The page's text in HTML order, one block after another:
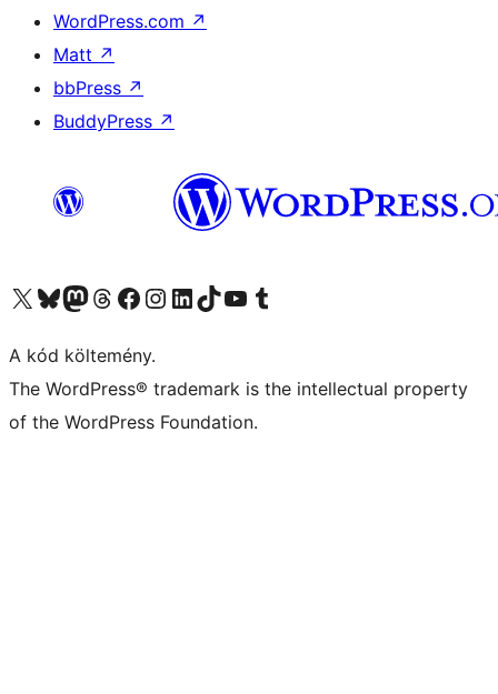
WordPress.com ↗
Matt ↗
bbPress ↗
BuddyPress ↗
Visit our X (formerly Twitter) account
Visit our Bluesky account
Twitter csatornánk
Visit our Threads account
Facebook oldalunk megtekintése
Visit our Instagram account
Visit our LinkedIn account
Visit our TikTok account
Visit our YouTube channel
Visit our Tumblr account
A kód költemény.
The WordPress® trademark is the intellectual property
of the WordPress Foundation.